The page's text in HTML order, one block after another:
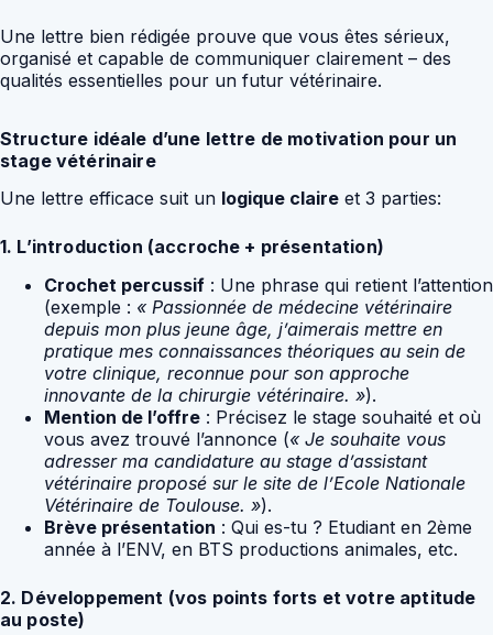
Une lettre bien rédigée prouve que vous êtes sérieux,
organisé et capable de communiquer clairement – ​​des
qualités essentielles pour un futur vétérinaire.
Structure idéale d’une lettre de motivation pour un
stage vétérinaire
Une lettre efficace suit un logique claire et 3 parties:
1. L’introduction (accroche + présentation)
Crochet percussif : Une phrase qui retient l’attention
(exemple : « Passionnée de médecine vétérinaire
depuis mon plus jeune âge, j’aimerais mettre en
pratique mes connaissances théoriques au sein de
votre clinique, reconnue pour son approche
innovante de la chirurgie vétérinaire. »).
Mention de l’offre : Précisez le stage souhaité et où
vous avez trouvé l’annonce (« Je souhaite vous
adresser ma candidature au stage d’assistant
vétérinaire proposé sur le site de l’Ecole Nationale
Vétérinaire de Toulouse. »).
Brève présentation : Qui es-tu ? Etudiant en 2ème
année à l’ENV, en BTS productions animales, etc.
2. Développement (vos points forts et votre aptitude
au poste)